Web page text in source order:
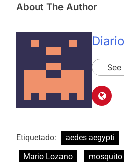
About The Author
Etiquetado: aedes aegypti
Mario Lozano
mosquito